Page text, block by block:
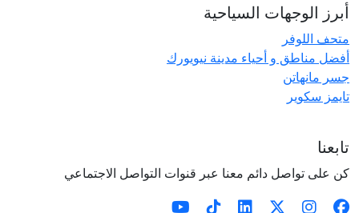
أبرز الوجهات السياحية
متحف اللوفر
أفضل مناطق و أحياء مدينة نيويورك
جسر مانهاتن
تايمز سكوير
تابعنا
كن على تواصل دائم معنا عبر قنوات التواصل الاجتماعي